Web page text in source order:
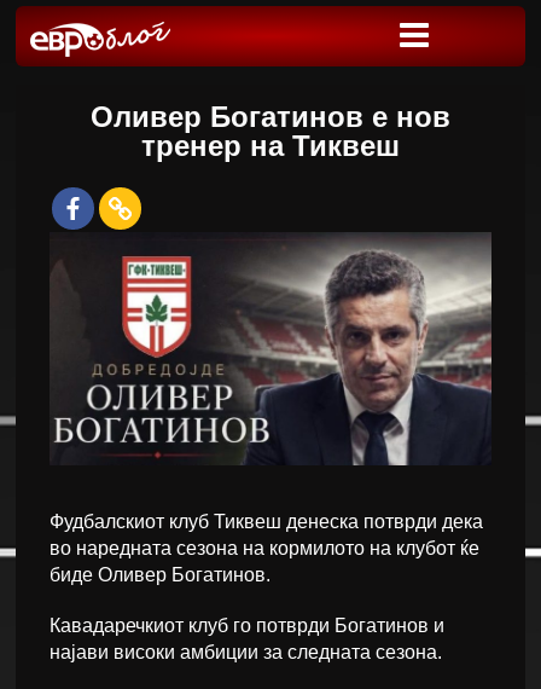
Оливер Богатинов е нов
тренер на Тиквеш
Фудбалскиот клуб Тиквеш денеска потврди дека
во наредната сезона на кормилото на клубот ќе
биде Оливер Богатинов.
Кавадаречкиот клуб го потврди Богатинов и
најави високи амбиции за следната сезона.